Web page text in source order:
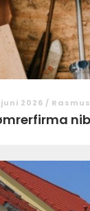
2026 /